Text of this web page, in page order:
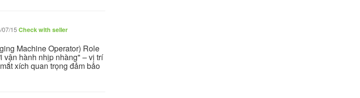
07/15Check with seller
Machine Operator) Role
vận hành nhịp nhàng" – vị trí
xích quan trọng đảm bảo